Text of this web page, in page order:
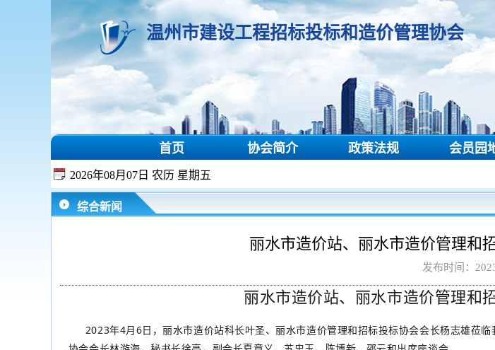
温州市建设工程招标投标和造价管理协会
首页 协会简介 政策法规 会员园
2026年08月07日 农历 星期五
综合新闻
丽水市造价站、丽水市造价管理和
发布时间：
丽水市造价站、丽水市造价管理和
2023年4月6日，丽水市造价站科长叶圣、丽水市造价管理和招标投标协会会长杨志雄莅